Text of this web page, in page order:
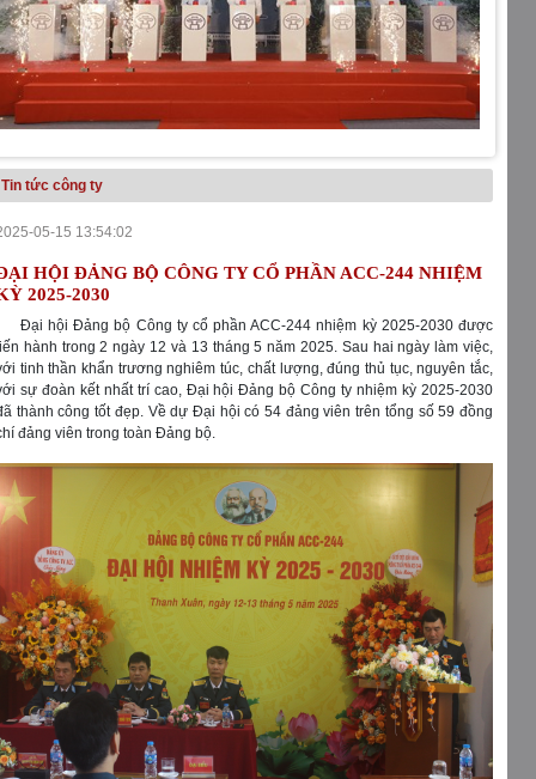
Tin tức công ty
05-15 13:54:02
HỘI ĐẢNG BỘ CÔNG TY CỔ PHẦN ACC-244 NHIỆM
2025-2030
hội Đảng bộ Công ty cổ phần ACC-244 nhiệm kỳ 2025-2030 được
hành trong 2 ngày 12 và 13 tháng 5 năm 2025. Sau hai ngày làm việc,
tinh thần khẩn trương nghiêm túc, chất lượng, đúng thủ tục, nguyên tắc,
sự đoàn kết nhất trí cao, Đại hội Đảng bộ Công ty nhiệm kỳ 2025-2030
thành công tốt đẹp. Về dự Đại hội có 54 đảng viên trên tổng số 59 đồng
đảng viên trong toàn Đảng bộ.